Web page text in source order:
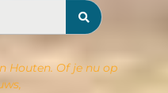
Houten. Of je nu op